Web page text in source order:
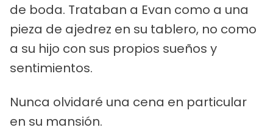
de boda. Trataban a Evan como a una
pieza de ajedrez en su tablero, no como
a su hijo con sus propios sueños y
sentimientos.
Nunca olvidaré una cena en particular
en su mansión.